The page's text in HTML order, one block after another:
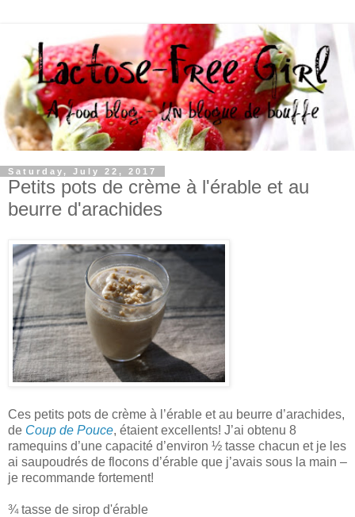
Saturday, July 22, 2017
Petits pots de crème à l'érable et au
beurre d'arachides
Ces petits pots de crème à l’érable et au beurre d’arachides,
de Coup de Pouce, étaient excellents! J’ai obtenu 8
ramequins d’une capacité d’environ ½ tasse chacun et je les
ai saupoudrés de flocons d’érable que j’avais sous la main –
je recommande fortement!
¾ tasse de sirop d'érable